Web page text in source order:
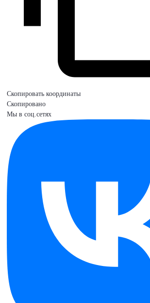
Скопировать координаты
Скопировано
Мы в соц.сетях